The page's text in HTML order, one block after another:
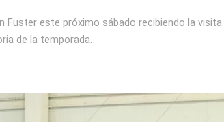
Fuster este próximo sábado recibiendo la
de la temporada.